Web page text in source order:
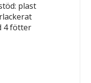
plast
4 fötter